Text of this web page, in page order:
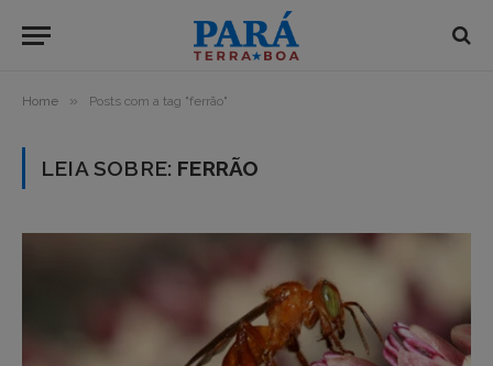
Home » Posts com a tag "ferrão"
LEIA SOBRE: FERRÃO